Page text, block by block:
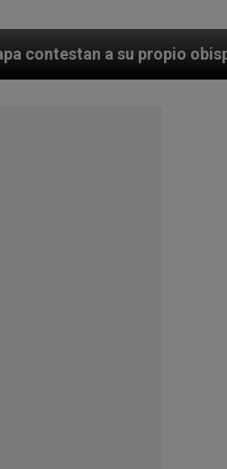
obispo (y cardenal) quien